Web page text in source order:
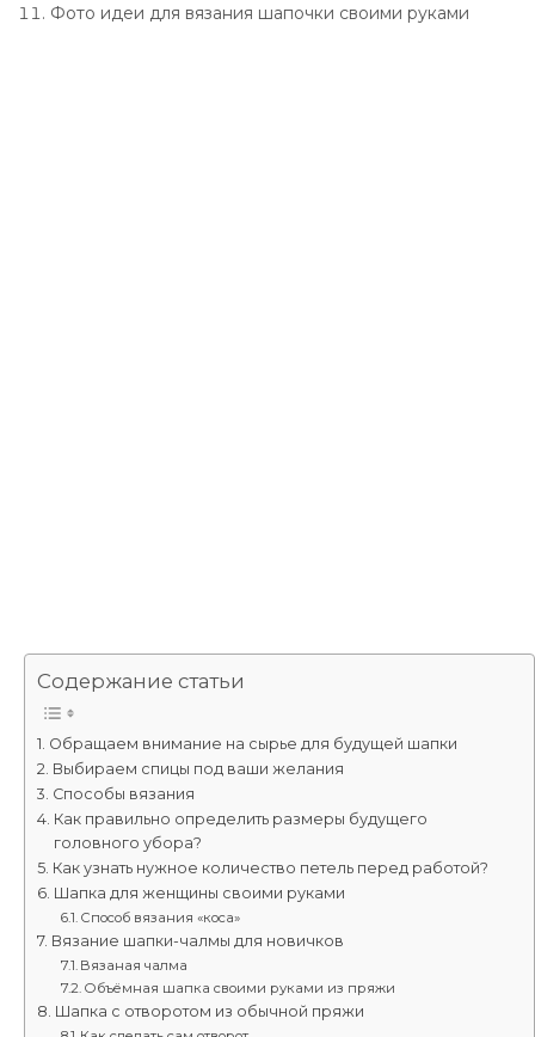
Фото идеи для вязания шапочки своими руками
Содержание статьи
Обращаем внимание на сырье для будущей шапки
Выбираем спицы под ваши желания
Способы вязания
Как правильно определить размеры будущего
головного убора?
Как узнать нужное количество петель перед работой?
Шапка для женщины своими руками
Способ вязания «коса»
Вязание шапки-чалмы для новичков
Вязаная чалма
Объёмная шапка своими руками из пряжи
Шапка с отворотом из обычной пряжи